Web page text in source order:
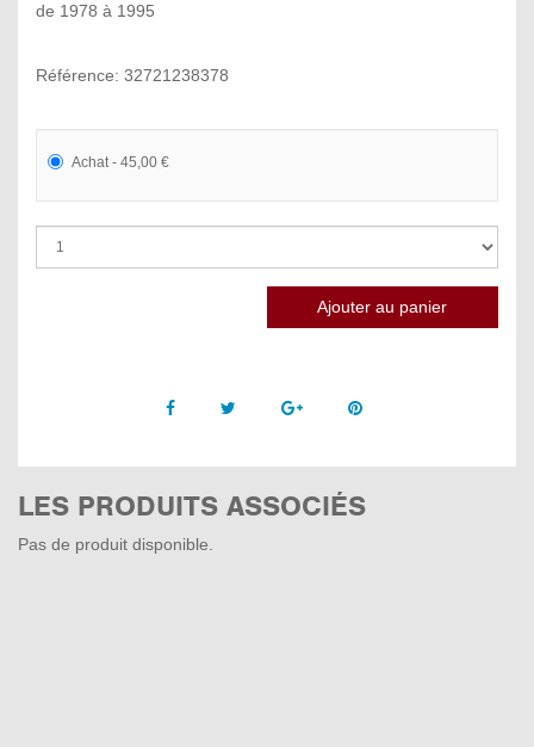
de 1978 à 1995
Référence: 32721238378
Achat - 45,00 €
Facebook Twitter Google +Pinterest
LES PRODUITS ASSOCIÉS
Pas de produit disponible.